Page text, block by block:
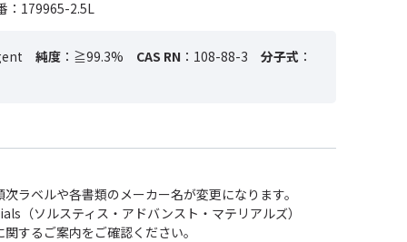
179965-2.5L
純度 ：≧99.3% CAS RN ：108-88-3 分子式 ：
ラベルや各書類のメーカー名が変更になります。
（ソルスティス・アドバンスト・マテリアルズ）
するご案内をご確認ください。